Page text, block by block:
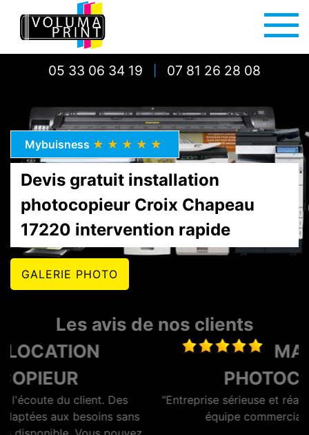
05 33 06 34 19 07 81 26 28 08
Mybuisness ★★★★★
Devis gratuit installation
photocopieur Croix Chapeau
17220 intervention rapide
GALERIE PHOTO
Les avis de nos clients
MAINTENANCE
PHOTOCOPIEUR
"Entreprise sérieuse et réactive, dotée d'une bonne
équipe commerciale et technique."